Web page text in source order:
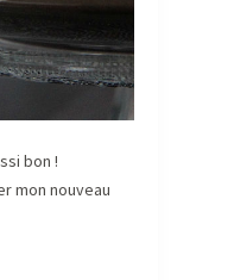
bon !
mon nouveau